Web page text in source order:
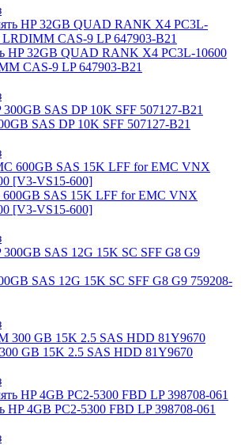
HP 32GB QUAD RANK X4 PC3L-10600
CAS-9 LP 647903-B21
SAS DP 10K SFF 507127-B21
600GB SAS 15K LFF for EMC VNX
[V3-VS15-600]
SAS 12G 15K SC SFF G8 G9 759208-
GB 15K 2.5 SAS HDD 81Y9670
HP 4GB PC2-5300 FBD LP 398708-061